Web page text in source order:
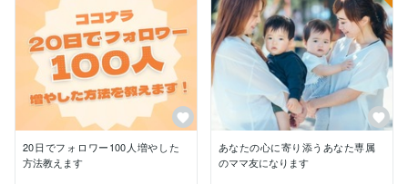
16歳　母が癌に倒れ、家事勉強部活の両立に苦しむ
17歳　空前の三国志ブーム
18歳　母が癌で亡くなる・ニコ厨になる
19歳　大学生に　学業に資格取得に部活に大忙し
20～21歳　大忙し　リア充期
22歳　家から出られなくなる　AKBオタクに
23歳　入籍
24歳　挙式＋長男出産
25歳　産後鬱
26歳　注文住宅で家を建てる
20日でフォロワー100人増やした
方法教えます
あなたの心に寄り添うあなた専属
のママ友になります